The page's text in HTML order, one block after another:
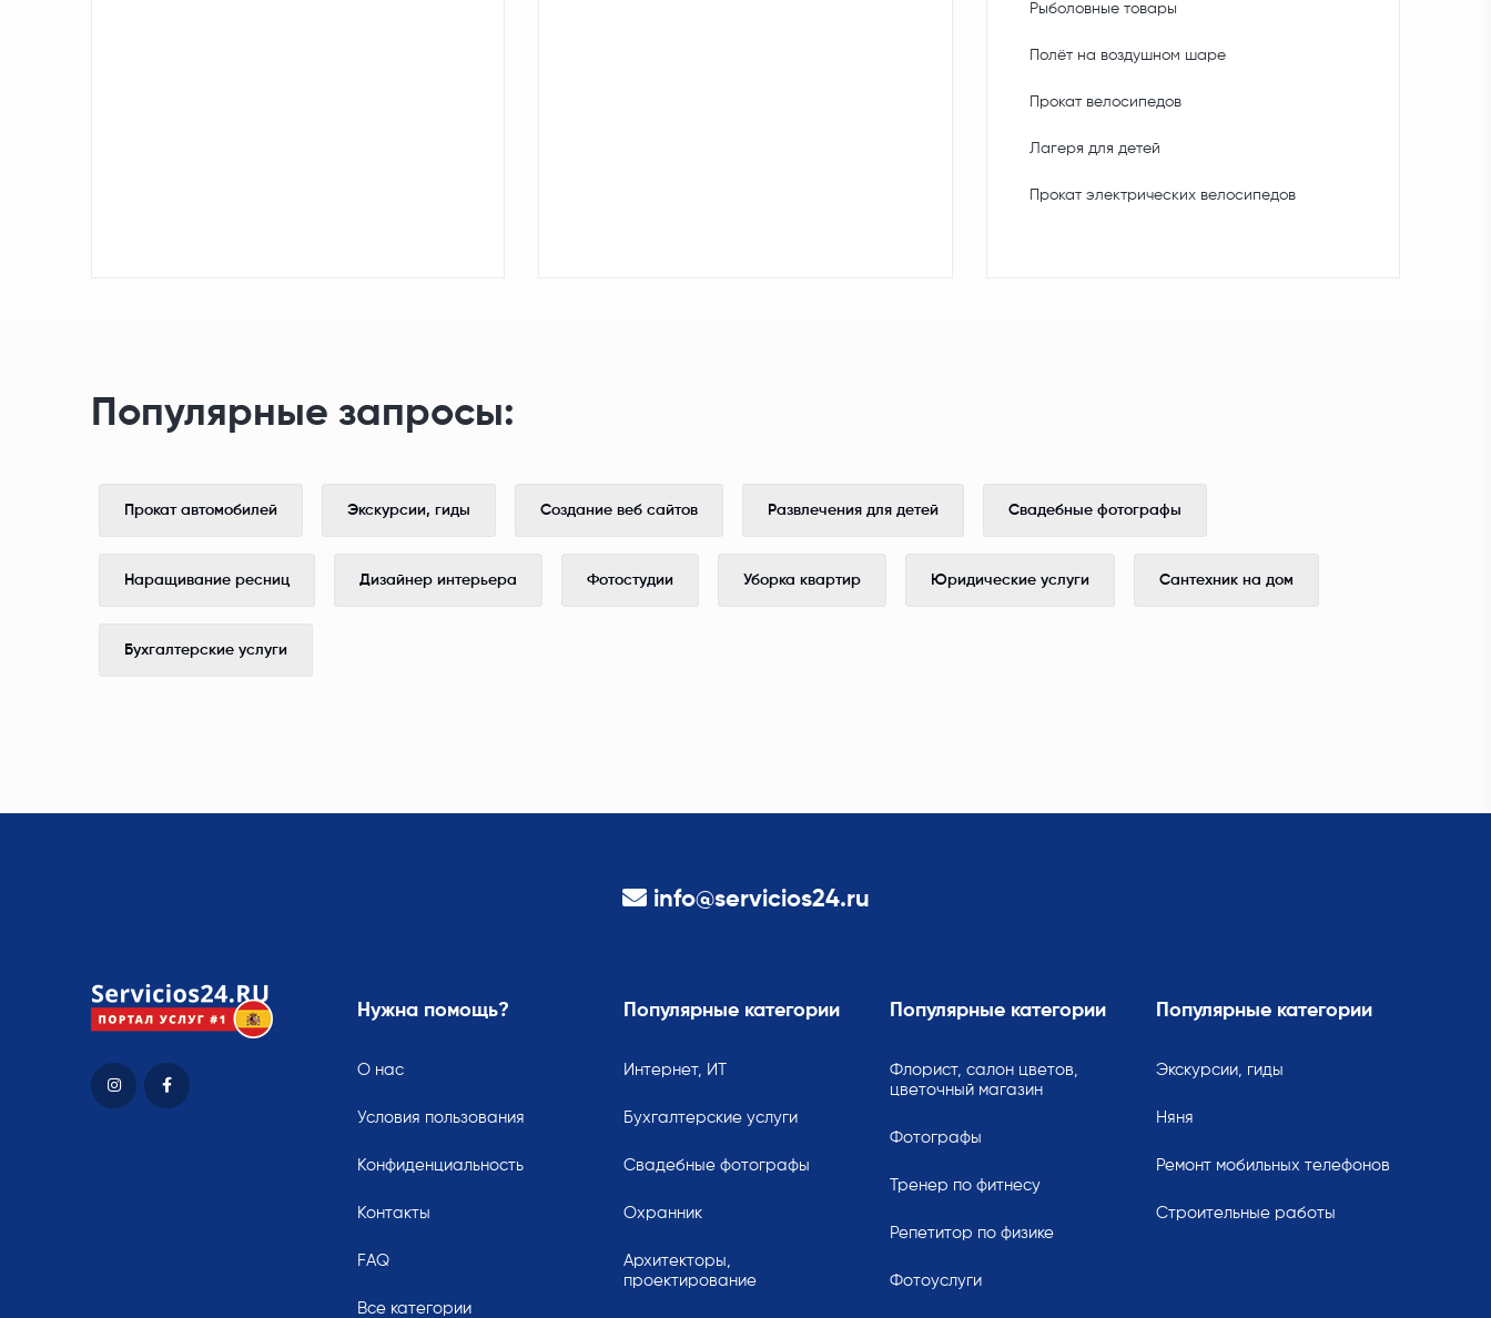
Рыболовные товары
Полёт на воздушном шаре
Прокат велосипедов
Лагеря для детей
Прокат электрических велосипедов
Популярные запросы:
Прокат автомобилей Экскурсии, гиды Создание веб сайтов Развлечения для детей Свадебные фотографы
Наращивание ресниц Дизайнер интерьера Фотостудии Уборка квартир Юридические услуги Сантехник на дом
Бухгалтерские услуги
info@servicios24.ru
Нужна помощь?
О нас
Условия пользования
Конфиденциальность
Контакты
FAQ
Все категории
Популярные категории
Интернет, ИТ
Бухгалтерские услуги
Свадебные фотографы
Охранник
Архитекторы,
проектирование
Популярные категории
Флорист, салон цветов,
цветочный магазин
Фотографы
Тренер по фитнесу
Репетитор по физике
Фотоуслуги
Популярные категории
Экскурсии, гиды
Няня
Ремонт мобильных телефонов
Строительные работы